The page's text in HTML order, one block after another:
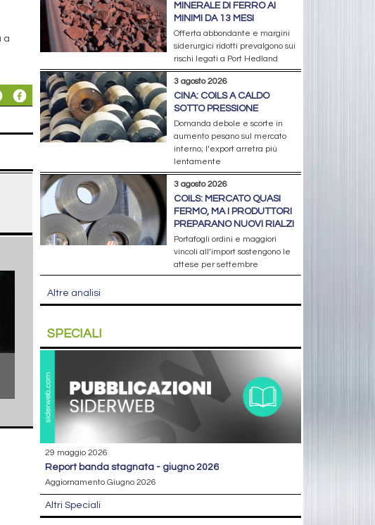
a
MINERALE DI FERRO AI
MINIMI DA 13 MESI
Offerta abbondante e margini
siderurgici ridotti prevalgono sui
rischi legati a Port Hedland
3 agosto 2026
CINA: COILS A CALDO
SOTTO PRESSIONE
Domanda debole e scorte in
aumento pesano sul mercato
interno; l’export arretra più
lentamente
3 agosto 2026
COILS: MERCATO QUASI
FERMO, MA I PRODUTTORI
PREPARANO NUOVI RIALZI
Portafogli ordini e maggiori
vincoli all’import sostengono le
attese per settembre
Altre analisi
SPECIALI
29 maggio 2026
report banda stagnata - giugno 2026
Aggiornamento Giugno 2026
Altri Speciali